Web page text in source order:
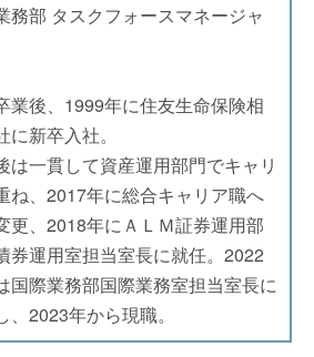
務部 タスクフォースマネージャ
業後、1999年に住友生命保険相
に新卒入社。
は一貫して資産運用部門でキャリ
ね、2017年に総合キャリア職へ
更、2018年にＡＬＭ証券運用部
券運用室担当室長に就任。2022
国際業務部国際業務室担当室長に
、2023年から現職。